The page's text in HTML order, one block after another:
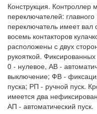
Конструкция. Контроллер
переключателей:
переключатель имеет
восемь контакторов
расположены с двух
рукояткой.
0 - нулевое, АВ -
выключение; ФВ -
пуска; РП - ручной пуск.
имеется два
АП - автоматический пуск.